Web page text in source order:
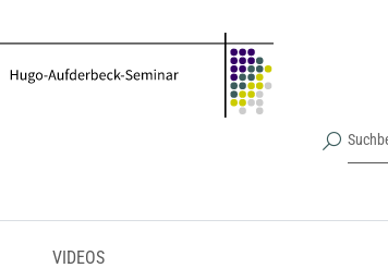
VIDEOS